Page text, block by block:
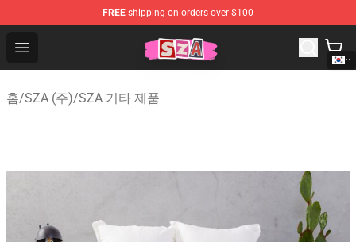
FREE shipping on orders over $100
Open menu
SZA Shop - Official SZA Merchandise Store
홈/SZA (주)/SZA 기타 제품